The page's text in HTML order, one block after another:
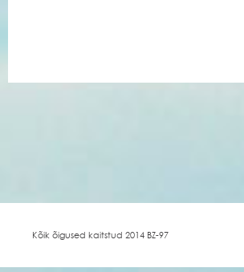
Kõik õigused kaitstud 2014 BZ-97